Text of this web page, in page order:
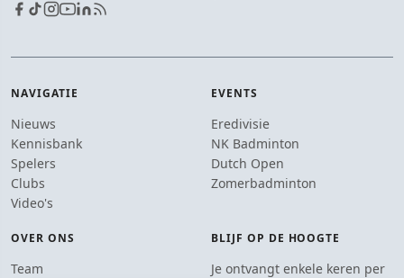
NAVIGATIE
Nieuws
Kennisbank
Spelers
Clubs
Video's
EVENTS
Eredivisie
NK Badminton
Dutch Open
Zomerbadminton
OVER ONS
Team
BLIJF OP DE HOOGTE
Je ontvangt enkele keren per